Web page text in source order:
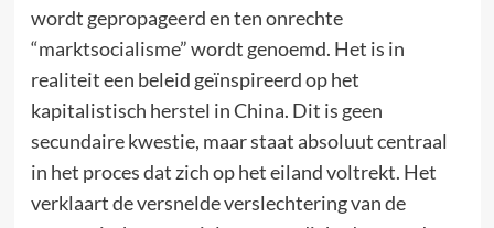
wordt gepropageerd en ten onrechte
“marktsocialisme” wordt genoemd. Het is in
realiteit een beleid geïnspireerd op het
kapitalistisch herstel in China. Dit is geen
secundaire kwestie, maar staat absoluut centraal
in het proces dat zich op het eiland voltrekt. Het
verklaart de versnelde verslechtering van de